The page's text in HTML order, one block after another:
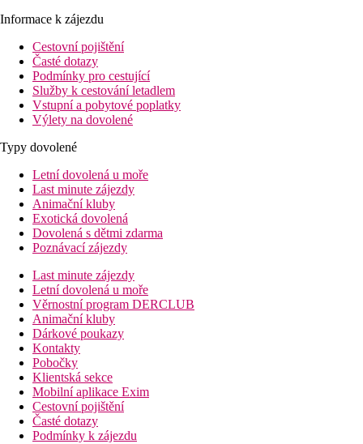
Informace k zájezdu
Cestovní pojištění
Časté dotazy
Podmínky pro cestující
Služby k cestování letadlem
Vstupní a pobytové poplatky
Výlety na dovolené
Typy dovolené
Letní dovolená u moře
Last minute zájezdy
Animační kluby
Exotická dovolená
Dovolená s dětmi zdarma
Poznávací zájezdy
Last minute zájezdy
Letní dovolená u moře
Věrnostní program DERCLUB
Animační kluby
Dárkové poukazy
Kontakty
Pobočky
Klientská sekce
Mobilní aplikace Exim
Cestovní pojištění
Časté dotazy
Podmínky k zájezdu